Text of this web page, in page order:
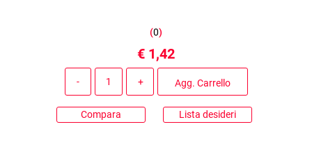
(0)
€ 1,42
Agg. Carrello
Compara Lista desideri